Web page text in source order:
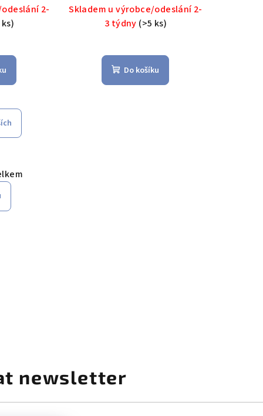
- WMF
červená - WMF
MINERAL PRO, edice Tim Raue modrá - WMF
PRO, červená - WMF
PRO, papaya oranžová - WMF
2-
Skladem u výrobce/odeslání 2-
3 týdny (>5 ks)
Do košíku
newsletter